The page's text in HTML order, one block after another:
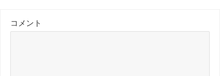
コメント